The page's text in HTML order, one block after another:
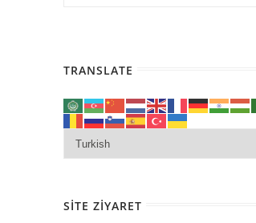
TRANSLATE
SITE ZIYARET